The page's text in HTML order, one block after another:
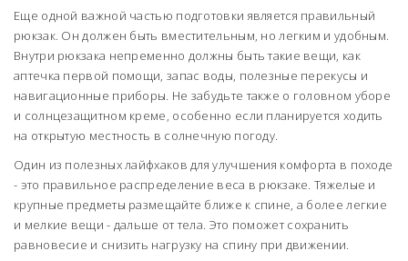
Еще одной важной частью подготовки является правильный
рюкзак. Он должен быть вместительным, но легким и удобным.
Внутри рюкзака непременно должны быть такие вещи, как
аптечка первой помощи, запас воды, полезные перекусы и
навигационные приборы. Не забудьте также о головном уборе
и солнцезащитном креме, особенно если планируется ходить
на открытую местность в солнечную погоду.
Один из полезных лайфхаков для улучшения комфорта в походе
- это правильное распределение веса в рюкзаке. Тяжелые и
крупные предметы размещайте ближе к спине, а более легкие
и мелкие вещи - дальше от тела. Это поможет сохранить
равновесие и снизить нагрузку на спину при движении.